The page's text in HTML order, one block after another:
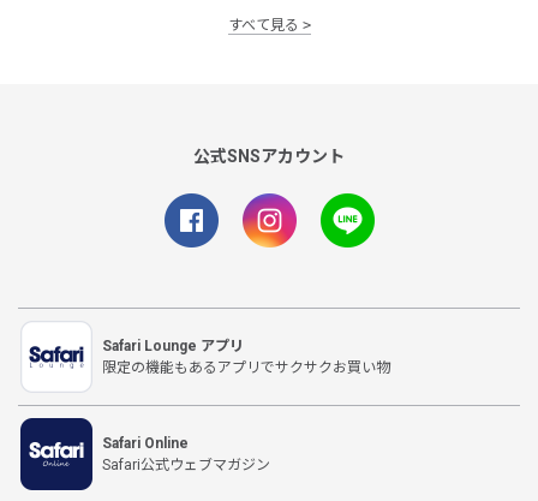
すべて見る
公式SNSアカウント
Safari Lounge アプリ
限定の機能もあるアプリでサクサクお買い物
Safari Online
Safari公式ウェブマガジン